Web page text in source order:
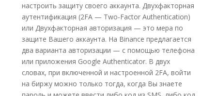
настроить защиту своего аккаунта. Двухфакторная
аутентификация (2FA — Two-Factor Authentication)
или Двухфакторная авторизация — это мера по
защите Вашего аккаунта. На Binance предлагается
два варианта авторизации — с помощью телефона
или приложения Google Authenticator. В двух
словах, при включенной и настроенной 2FA, войти
на биржу можно только тогда, когда Вы знаете